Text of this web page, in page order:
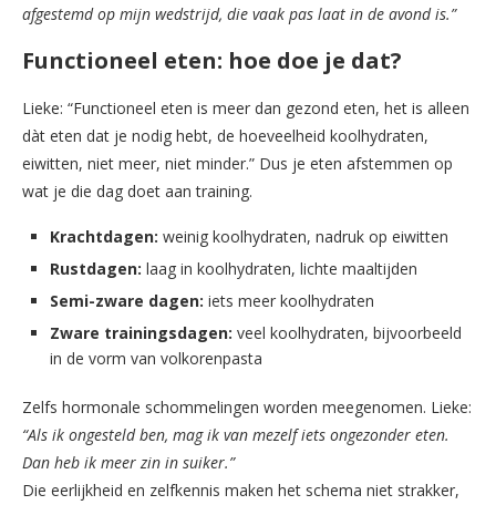
afgestemd op mijn wedstrijd, die vaak pas laat in de avond is.”
Functioneel eten: hoe doe je dat?
Lieke: “Functioneel eten is meer dan gezond eten, het is alleen
dàt eten dat je nodig hebt, de hoeveelheid koolhydraten,
eiwitten, niet meer, niet minder.” Dus je eten afstemmen op
wat je die dag doet aan training.
Krachtdagen: weinig koolhydraten, nadruk op eiwitten
Rustdagen: laag in koolhydraten, lichte maaltijden
Semi-zware dagen: iets meer koolhydraten
Zware trainingsdagen: veel koolhydraten, bijvoorbeeld
in de vorm van volkorenpasta
Zelfs hormonale schommelingen worden meegenomen. Lieke:
“Als ik ongesteld ben, mag ik van mezelf iets ongezonder eten.
Dan heb ik meer zin in suiker.”
Die eerlijkheid en zelfkennis maken het schema niet strakker,